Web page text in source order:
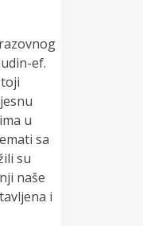
ef.
u
sa
su
naše
i